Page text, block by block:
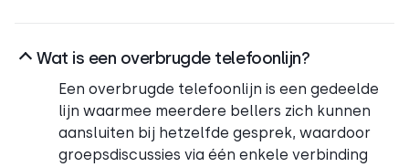
Wat is een overbrugde telefoonlijn?
Een overbrugde telefoonlijn is een gedeelde
lijn waarmee meerdere bellers zich kunnen
aansluiten bij hetzelfde gesprek, waardoor
groepsdiscussies via één enkele verbinding